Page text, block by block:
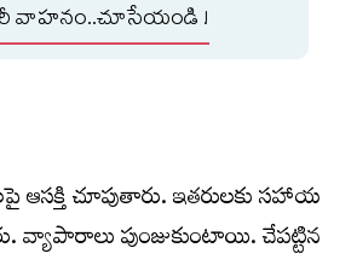
వాహనం..చూసేయండి !
చూపుతారు. ఇతరులకు సహాయ
వ్యాపారాలు పుంజుకుంటాయి. చేపట్టిన